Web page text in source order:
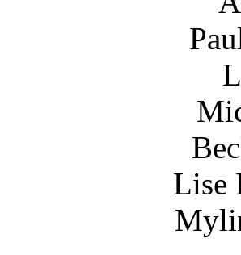
Paul Nye
Luis
Michael
Becky
Lise Ross ...
Mylinda